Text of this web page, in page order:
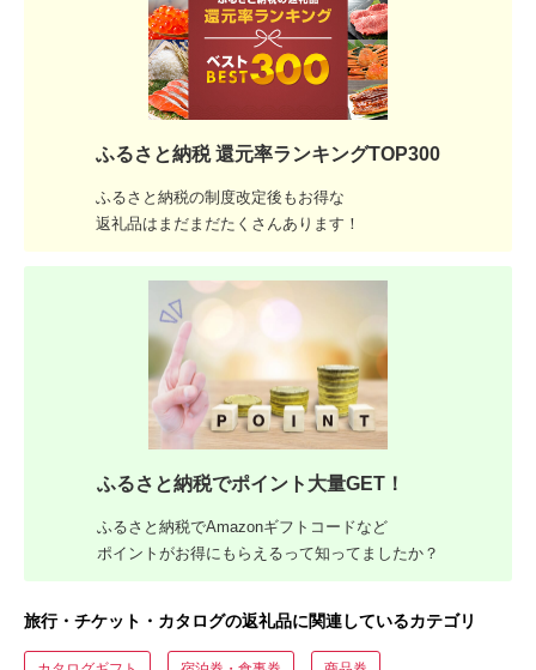
ふるさと納税 還元率ランキングTOP300
ふるさと納税の制度改定後もお得な
返礼品はまだまだたくさんあります！
ふるさと納税でポイント大量GET！
ふるさと納税でAmazonギフトコードなど
ポイントがお得にもらえるって知ってましたか？
旅行・チケット・カタログの返礼品に関連しているカテゴリ